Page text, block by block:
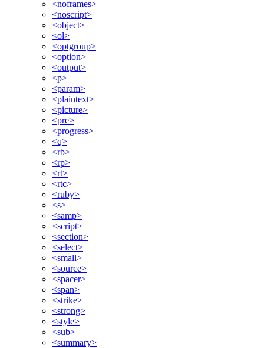
<noframes>
<noscript>
<object>
<ol>
<optgroup>
<option>
<output>
<p>
<param>
<plaintext>
<picture>
<pre>
<progress>
<q>
<rb>
<rp>
<rt>
<rtc>
<ruby>
<s>
<samp>
<script>
<section>
<select>
<small>
<source>
<spacer>
<span>
<strike>
<strong>
<style>
<sub>
<summary>